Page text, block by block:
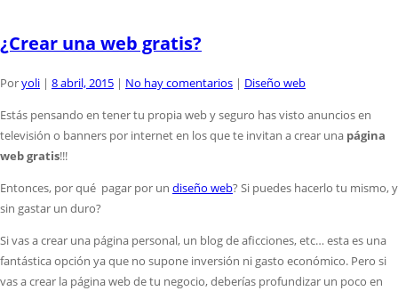
¿Crear una web gratis?
Poryoli | 8 abril, 2015 | No hay comentarios | Diseño web
Estás pensando en tener tu propia web y seguro has visto anuncios en
televisión o banners por internet en los que te invitan a crear una página
web gratis!!!
Entonces, por qué pagar por un diseño web? Si puedes hacerlo tu mismo, y
sin gastar un duro?
Si vas a crear una página personal, un blog de aficciones, etc… esta es una
fantástica opción ya que no supone inversión ni gasto económico. Pero si
vas a crear la página web de tu negocio, deberías profundizar un poco en